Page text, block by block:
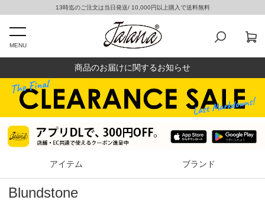
13時迄のご注文は当日発送/ 10,000円以上購入で送料無料
MENU
商品のお届けに関するお知らせ
アイテム ブランド
Blundstone